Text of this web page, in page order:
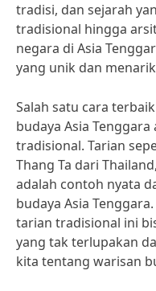
tradisi, dan sejarah
tradisional hingga
negara di Asia
yang unik dan
Salah satu cara
budaya Asia
tradisional. Tarian
Thang Ta dari
adalah contoh nyata
budaya Asia
tarian tradisional ini
yang tak terlupakan
kita tentang warisan